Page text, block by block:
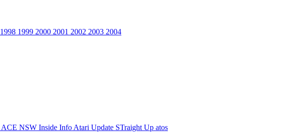
1998 1999 2000 2001 2002 2003 2004
ACE NSW Inside Info Atari Update STraight Up atos